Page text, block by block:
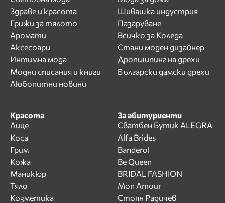
Здраве и красота
Грижи за тялото
Аромати
Аксесоари
Интимна мода
Модни списания и книги
Любопитни новини
Шивашка индустрия
Пазаруване
Всичко за Коледа
Стани моден дизайнер
Дропшипинг на дрехи
Български дамски дрехи
Красота
Лице
Коса
Грим
Кожа
Маникюр
Тяло
Козметика
За абитуриенти
Сватбен Бутик ALEGRA
Alfa Brides
Banderol
Be Queen
BRIDAL FASHION
Mon Amour
Стоян Радичев